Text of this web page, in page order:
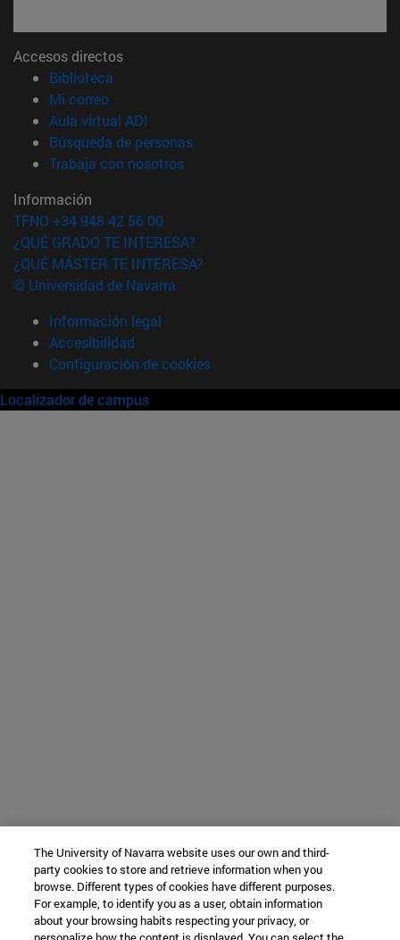
Accesos directos
Biblioteca
Mi correo(abre en nueva ventana)
Aula virtual ADI
Búsqueda de personas(abre en nueva ventana)
Trabaja con nosotros(abre en nueva ventana)
Información
TFNO +34 948 42 56 00
¿QUÉ GRADO TE INTERESA?
¿QUÉ MÁSTER TE INTERESA?
© Universidad de Navarra
Información legal
Accesibilidad
Configuración de cookies
Localizador de campus
The University of Navarra website uses our own and third-
party cookies to store and retrieve information when you
browse. Different types of cookies have different purposes.
For example, to identify you as a user, obtain information
about your browsing habits respecting your privacy, or